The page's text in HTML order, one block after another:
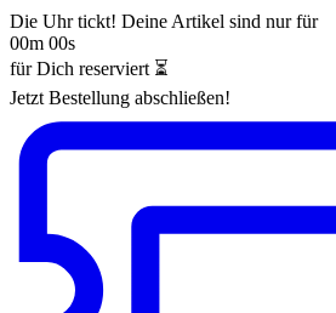
Die Uhr tickt! Deine Artikel sind nur für
00m 00s
für Dich reserviert ⏳
Jetzt Bestellung abschließen!